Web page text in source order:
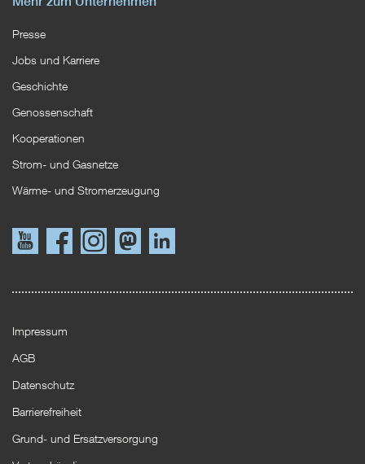
Presse
Jobs und Karriere
Geschichte
Genossenschaft
Kooperationen
Strom- und Gasnetze
Wärme- und Stromerzeugung
Link
YouTube
Link
Facebook
InstagramMastodonLinkedIn
Impressum
AGB
Datenschutz
Barrierefreiheit
Grund- und Ersatzversorgung